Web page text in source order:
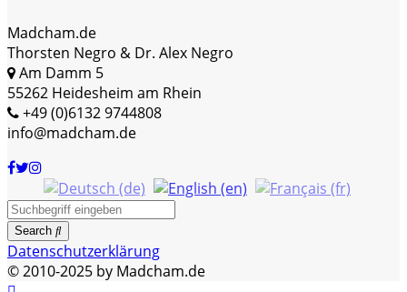
Madcham.de
Thorsten Negro & Dr. Alex Negro
Am Damm 5
55262 Heidesheim am Rhein
+49 (0)6132 9744808
info@madcham.de
Search
Datenschutzerklärung
© 2010-2025 by Madcham.de